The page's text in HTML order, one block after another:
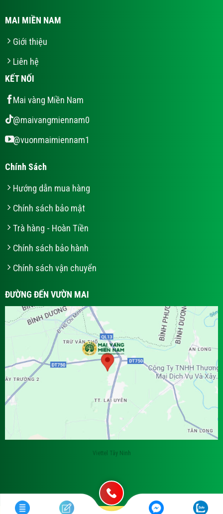
MAI MIỀN NAM
Giới thiệu
Liên hệ
KẾT NỐI
Mai vàng Miền Nam
@maivangmiennam0
@vuonmaimiennam1
Chính Sách
Hướng dẫn mua hàng
Chính sách bảo mật
Trà hàng - Hoàn Tiền
Chính sách bảo hành
Chính sách vận chuyển
ĐƯỜNG ĐẾN VƯỜN MAI
Viettel Tây Ninh